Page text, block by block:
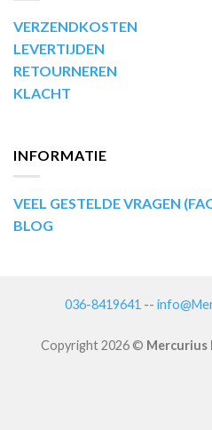
VERZENDKOSTEN
LEVERTIJDEN
RETOURNEREN
KLACHT
INFORMATIE
VEEL GESTELDE VRAGEN
BLOG
036-8419641 --
Copyright 2026 © Mercurius